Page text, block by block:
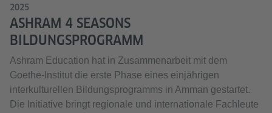
2025
ASHRAM 4 SEASONS
BILDUNGSPROGRAMM
Ashram Education hat in Zusammenarbeit mit dem
Goethe-Institut die erste Phase eines einjährigen
interkulturellen Bildungsprogramms in Amman gestartet.
Die Initiative bringt regionale und internationale Fachleute